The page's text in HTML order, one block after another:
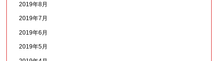
2019年8月
2019年7月
2019年6月
2019年5月